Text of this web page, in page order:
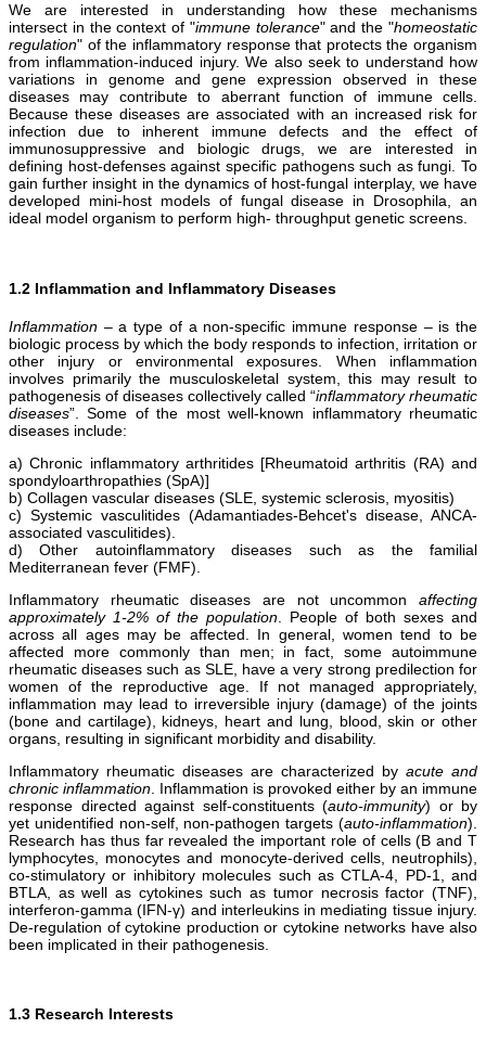
We are interested in understanding how these mechanisms
intersect in the context of "immune tolerance" and the "homeostatic
regulation" of the inflammatory response that protects the organism
from inflammation-induced injury. We also seek to understand how
variations in genome and gene expression observed in these
diseases may contribute to aberrant function of immune cells.
Because these diseases are associated with an increased risk for
infection due to inherent immune defects and the effect of
immunosuppressive and biologic drugs, we are interested in
defining host-defenses against specific pathogens such as fungi. To
gain further insight in the dynamics of host-fungal interplay, we have
developed mini-host models of fungal disease in Drosophila, an
ideal model organism to perform high- throughput genetic screens.
1.2 Inflammation and Inflammatory Diseases
Inflammation – a type of a non-specific immune response – is the
biologic process by which the body responds to infection, irritation or
other injury or environmental exposures. When inflammation
involves primarily the musculoskeletal system, this may result to
pathogenesis of diseases collectively called “inflammatory rheumatic
diseases”. Some of the most well-known inflammatory rheumatic
diseases include:
a) Chronic inflammatory arthritides [Rheumatoid arthritis (RA) and
spondyloarthropathies (SpA)]
b) Collagen vascular diseases (SLE, systemic sclerosis, myositis)
c) Systemic vasculitides (Adamantiades-Behcet's disease, ANCA-
associated vasculitides).
d) Other autoinflammatory diseases such as the familial
Mediterranean fever (FMF).
Inflammatory rheumatic diseases are not uncommon affecting
approximately 1-2% of the population . People of both sexes and
across all ages may be affected. In general, women tend to be
affected more commonly than men; in fact, some autoimmune
rheumatic diseases such as SLE, have a very strong predilection for
women of the reproductive age. If not managed appropriately,
inflammation may lead to irreversible injury (damage) of the joints
(bone and cartilage), kidneys, heart and lung, blood, skin or other
organs, resulting in significant morbidity and disability.
Inflammatory rheumatic diseases are characterized by acute and
chronic inflammation . Inflammation is provoked either by an immune
response directed against self-constituents (auto-immunity) or by
yet unidentified non-self, non-pathogen targets (auto-inflammation).
Research has thus far revealed the important role of cells (B and T
lymphocytes, monocytes and monocyte-derived cells, neutrophils),
co-stimulatory or inhibitory molecules such as CTLA-4, PD-1, and
BTLA, as well as cytokines such as tumor necrosis factor (TNF),
interferon-gamma (IFN-γ) and interleukins in mediating tissue injury.
De-regulation of cytokine production or cytokine networks have also
been implicated in their pathogenesis.
1.3 Research Interests